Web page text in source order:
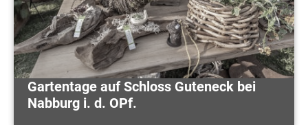
Gartentage auf Schloss Guteneck bei
Nabburg i. d. OPf.